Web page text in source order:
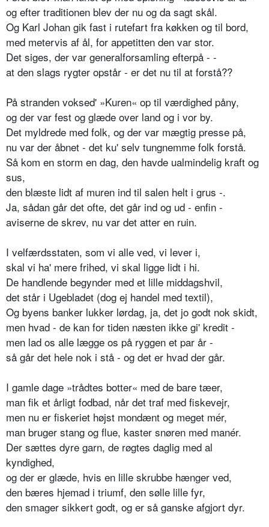
og efter traditionen blev der nu og da sagt skål.
Og Karl Johan gik fast i rutefart fra køkken og til bord,
med metervis af ål, for appetitten den var stor.
Det siges, der var generalforsamling efterpå - -
at den slags rygter opstår - er det nu til at forstå??
På stranden voksed' »Kuren« op til værdighed påny,
og der var fest og glæde over land og i vor by.
Det myldrede med folk, og der var mægtig presse på,
nu var der åbnet - det ku' selv tungnemme folk forstå.
Så kom en storm en dag, den havde ualmindelig kraft og
sus,
den blæste lidt af muren ind til salen helt i grus -.
Ja, sådan går det ofte, det går ind og ud - enfin -
aviserne de skrev, nu var det atter en ruin.
I velfærdsstaten, som vi alle ved, vi lever i,
skal vi ha' mere frihed, vi skal ligge lidt i hi.
De handlende begynder med et lille middagshvil,
det står i Ugebladet (dog ej handel med textil),
Og byens banker lukker lørdag, ja, det jo godt nok skidt,
men hvad - de kan for tiden næsten ikke gi' kredit -
men lad os alle lægge os på ryggen et par år -
så går det hele nok i stå - og det er hvad der går.
I gamle dage »trådtes botter« med de bare tæer,
man fik et årligt fodbad, når det traf med fiskevejr,
men nu er fiskeriet højst mondænt og meget mér,
man bruger stang og flue, kaster snøren med manér.
Der sættes dyre garn, de røgtes daglig med al
kyndighed,
og der er glæde, hvis en lille skrubbe hænger ved,
den bæres hjemad i triumf, den sølle lille fyr,
den smager sikkert godt, og er så ganske afgjort dyr.